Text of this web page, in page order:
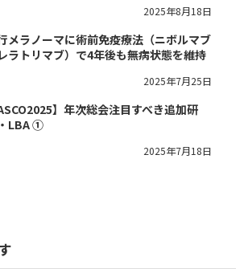
2025年8月18日
メラノーマに術前免疫療法（ニボルマブ
ラトリマブ）で4年後も無病状態を維持
2025年7月25日
ASCO2025】年次総会注目すべき追加研
LBA ①
2025年7月18日